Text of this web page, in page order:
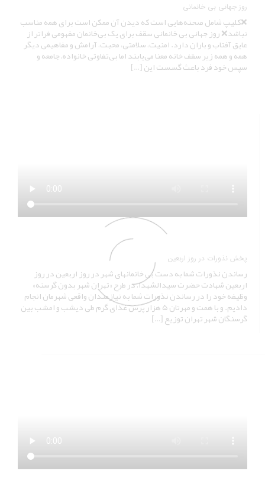
روز جهانی بی خانمانی
❌کلیپ شامل صحنه‌هایی است که دیدن آن ممکن است برای همه مناسب
نباشد❌ روز جهانی بی خانمانی سقف برای یک بی‌خانمان مفهومی فراتر از
عایق آفتاب و باران دارد. امنیت، سلامتی، محبت، آرامش و مفاهیمی دیگر
همه و همه زیر سقف خانه معنا می‌یابند اما بی‌تفاوتی خانواده، جامعه و
سپس خود فرد باعث گسست این […]
پخش نذورات در روز اربعین
رساندن نذورات شما به دست بی خانمانهای شهر در روز اربعین در روز
اربعین شهادت حضرت سیدالشهدا، در طرح «تهران شهر بدون گرسنه»
وظیفه خود را در رساندن نذورات شما به نیازمندان واقعی شهرمان انجام
دادیم. و با همت و مهرتان ۵ هزار پرس غذای گرم طی دیشب و امشب بین
گرسنگان شهر تهران توزیع […]